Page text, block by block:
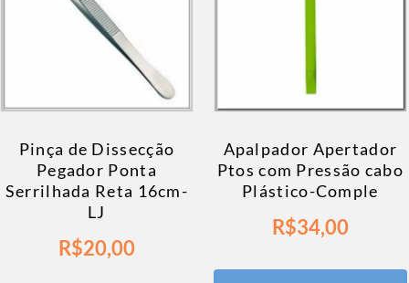
Pinça de Dissecção
Pegador Ponta
Serrilhada Reta 16cm-
LJ
R$20,00
Apalpador Apertador
Ptos com Pressão cabo
Plástico-Comple
R$34,00